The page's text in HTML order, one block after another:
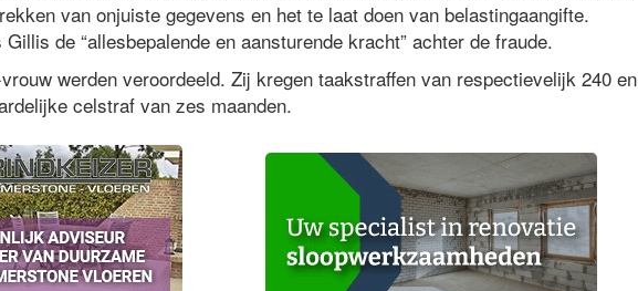
van onjuiste gegevens en het te laat doen van belastingaangifte.
de “allesbepalende en aansturende kracht” achter de fraude.
werden veroordeeld. Zij kregen taakstraffen van respectievelijk 240 en
celstraf van zes maanden.